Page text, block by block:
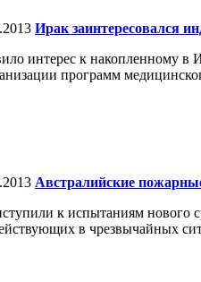
Ирак заинтересовался
интерес к накопленному в
программ
Австралийские
к испытаниям нового
в чрезвычайных